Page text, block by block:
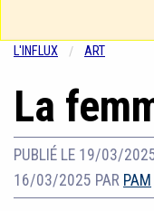
L'INFLUX ART
La
PUBLIÉ LE 19/03/
16/03/2025 PAR PAM